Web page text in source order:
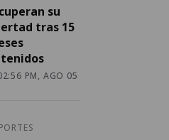
su
tras 15
PM, AGO 05